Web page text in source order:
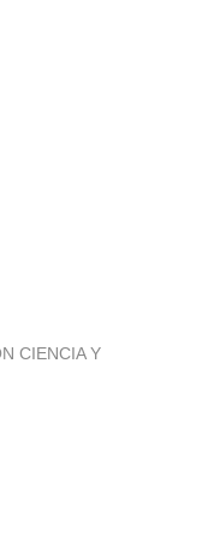
CIENCIA Y